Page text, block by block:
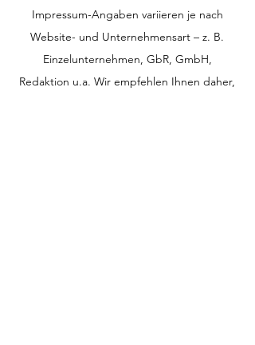
Impressum-Angaben variieren je nach
Website- und Unternehmensart – z. B.
Einzelunternehmen, GbR, GmbH,
Redaktion u.a. Wir empfehlen Ihnen daher,